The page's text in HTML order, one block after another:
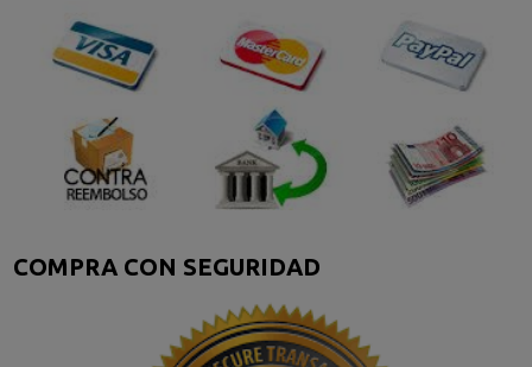
COMPRA CON SEGURIDAD